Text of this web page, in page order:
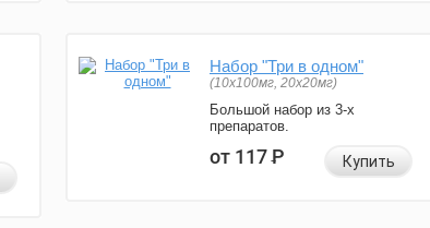
Набор "Три в одном"
(10x100мг, 20x20мг)
Большой набор из 3-х
препаратов.
от 117Р Купить